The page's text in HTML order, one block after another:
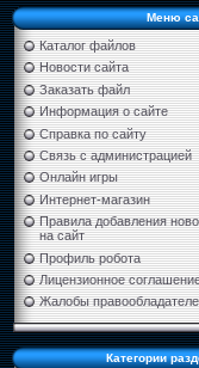
Меню
Каталог файлов
Новости сайта
Заказать файл
Информация о сайте
Справка по сайту
Связь с администрацией
Онлайн игры
Интернет-магазин
Правила добавления
на сайт
Профиль робота
Лицензионное
Жалобы
Категории